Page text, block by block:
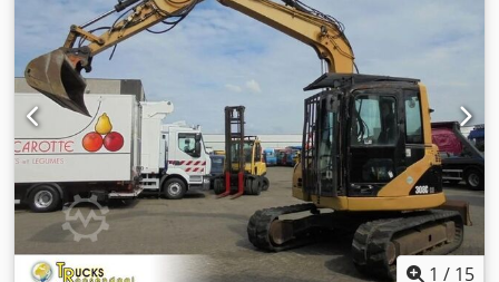
1 / 15